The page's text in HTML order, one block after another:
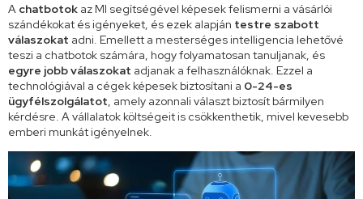
A chatbotok az MI segítségével képesek felismerni a vásárlói
szándékokat és igényeket, és ezek alapján testre szabott
válaszokat adni. Emellett a mesterséges intelligencia lehetővé
teszi a chatbotok számára, hogy folyamatosan tanuljanak, és
egyre jobb válaszokat adjanak a felhasználóknak. Ezzel a
technológiával a cégek képesek biztosítani a 0-24-es
ügyfélszolgálatot, amely azonnali választ biztosít bármilyen
kérdésre. A vállalatok költségeit is csökkenthetik, mivel kevesebb
emberi munkát igényelnek.